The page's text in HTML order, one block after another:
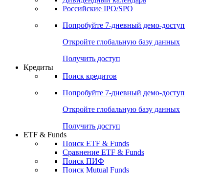
Получить доступ
Поиск акций
Российские IPO/SPO
Попробуйте7-дневный
Откройте глобальную базу данных
Получить доступ
Поиск кредитов
Попробуйте7-дневный
Откройте глобальную базу данных
Получить доступ
ETF & Funds